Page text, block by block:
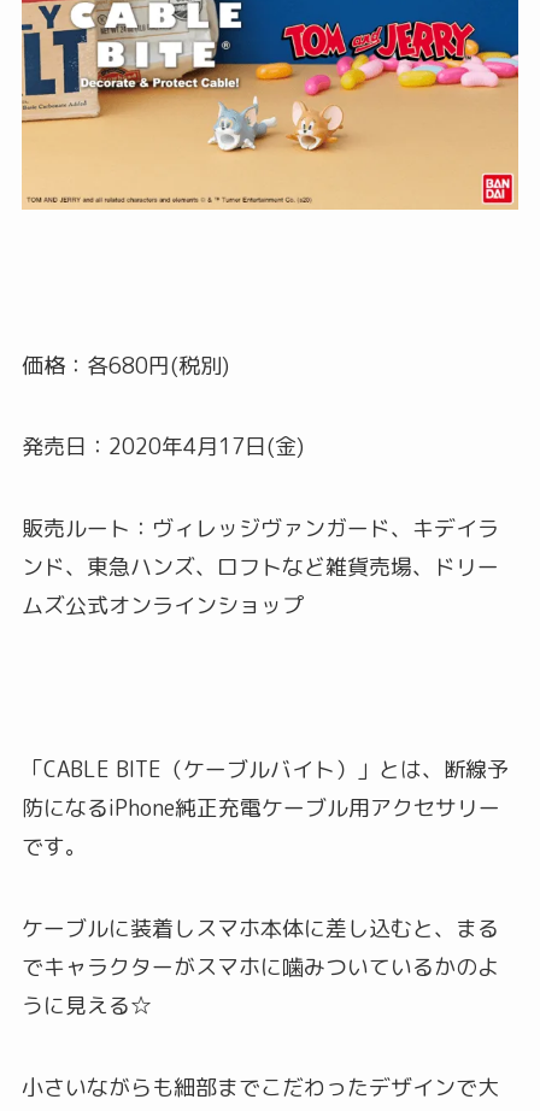
価格：各680円(税別)
発売日：2020年4月17日(金)
販売ルート：ヴィレッジヴァンガード、キデイラ
ンド、東急ハンズ、ロフトなど雑貨売場、ドリー
ムズ公式オンラインショップ
「CABLE BITE（ケーブルバイト）」とは、断線予
防になるiPhone純正充電ケーブル用アクセサリー
です。
ケーブルに装着しスマホ本体に差し込むと、まる
でキャラクターがスマホに噛みついているかのよ
うに見える☆
小さいながらも細部までこだわったデザインで大